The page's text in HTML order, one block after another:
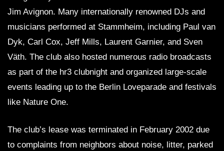
Jim Avignon. Many internationally renowned DJs and
musicians performed at Stammheim, including Paul van
Dyk, Carl Cox, Jeff Mills, Laurent Garnier, and Sven
Väth. The club also hosted numerous radio broadcasts
as part of the hr3 clubnight and organized large-scale
events leading up to the Berlin Loveparade and festivals
like Nature One.
The club’s lease was terminated in February 2002 due
to complaints from neighbors about noise, litter, parked